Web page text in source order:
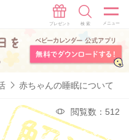
赤ちゃんの睡眠について
閲覧数：512